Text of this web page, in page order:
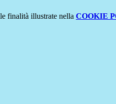
finalità illustrate nella COOKIE